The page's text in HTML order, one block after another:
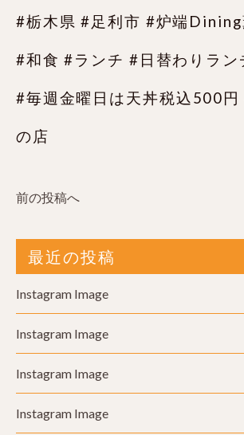
#栃木県 #足利市 #炉端Dining
#和食 #ランチ #日替わりラン
#毎週金曜日は天丼税込500円
の店
前の投稿へ
最近の投稿
Instagram Image
Instagram Image
Instagram Image
Instagram Image